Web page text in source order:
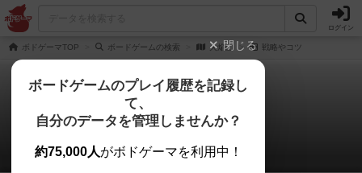
ログイン
ボドゲーマTOP ボードゲームの検索 火焔山 戦略やコツ
火焔山
0件の戦略やコツ
閉じる
ボードゲームのプレイ履歴を記録し
て、
自分のデータを管理しませんか？
約75,000人がボドゲーマを利用中！